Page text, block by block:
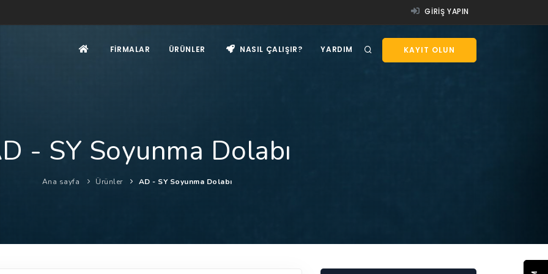
GIRIŞ YAPIN
KAYIT OLUN
FIRMALAR ÜRÜNLER NASIL ÇALIŞIR? YARDIM
- SY Soyunma Dolabı
Ana sayfa Ürünler AD - SY Soyunma Dolabı